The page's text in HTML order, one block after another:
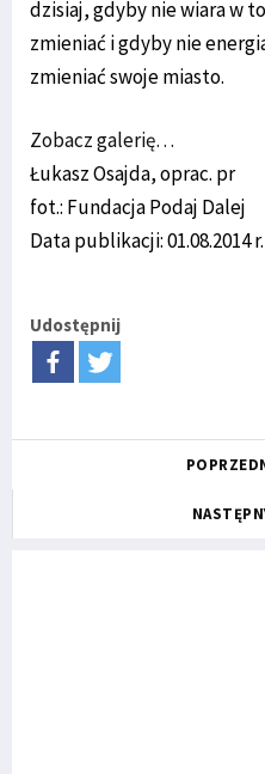
dzisiaj, gdyby nie wiara w
zmieniać i gdyby nie
zmieniać swoje miasto.
Zobacz galerię…
Łukasz Osajda, oprac. pr
fot.: Fundacja Podaj Dalej
Data publikacji: 01.08.2014 r.
Udostępnij